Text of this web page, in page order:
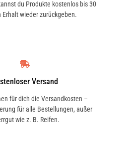
du Produkte kostenlos bis 30
Erhalt wieder zurückgeben.
Versand
für dich die Versandkosten –
für alle Bestellungen, außer
wie z. B. Reifen.